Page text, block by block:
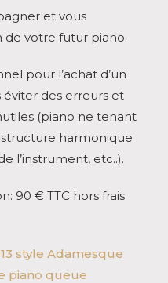
et vous
de votre futur piano.
pour l’achat d’un
des erreurs et
(piano ne tenant
structure harmonique
l’instrument, etc..).
90 € TTC hors frais
style Adamesque
piano queue